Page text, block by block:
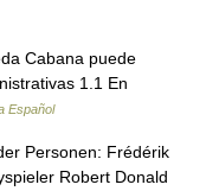
Cabana puede
1.1 En
Español
Personen: Frédérik
Robert Donald